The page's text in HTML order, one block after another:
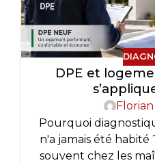
DPE et
Florian
Pourquoi
n'a jamais été
souvent chez les